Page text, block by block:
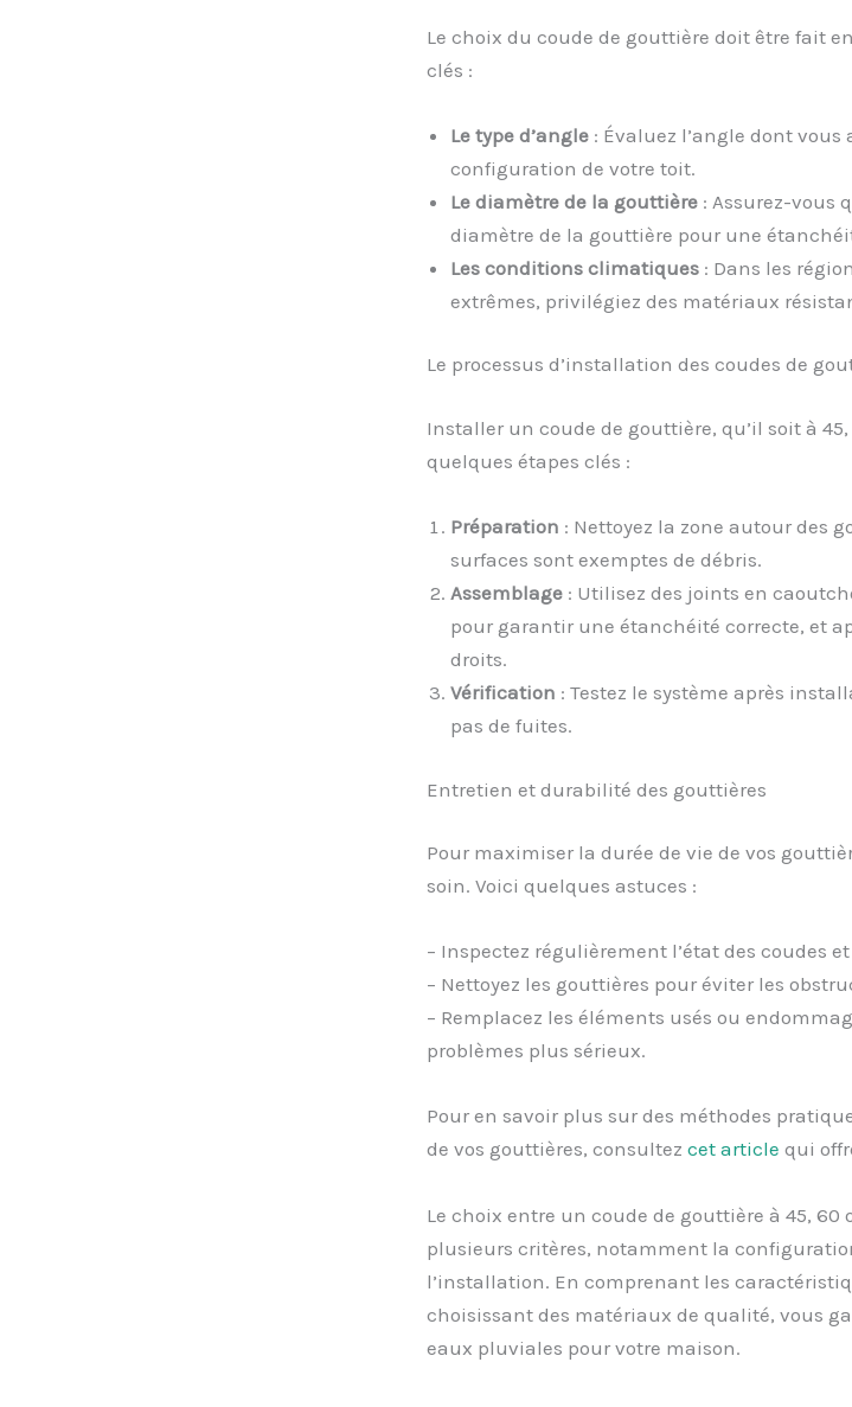
Le choix du coude de gouttière doit être fait
clés :
Le type d’angle: Évaluez l’angle dont vous
configuration de votre toit.
Le diamètre de la gouttière: Assurez-vous
diamètre de la gouttière pour une
Les conditions climatiques: Dans les
extrêmes, privilégiez des matériaux
Le processus d’installation des coudes de
Installer un coude de gouttière, qu’il soit à
quelques étapes clés :
Préparation : Nettoyez la zone autour des
surfaces sont exemptes de débris.
Assemblage: Utilisez des joints en
pour garantir une étanchéité correcte, et
droits.
Vérification : Testez le système après
pas de fuites.
Entretien et durabilité des gouttières
Pour maximiser la durée de vie de vos
soin. Voici quelques astuces :
– Inspectez régulièrement l’état des coudes
– Nettoyez les gouttières pour éviter les
– Remplacez les éléments usés ou
problèmes plus sérieux.
Pour en savoir plus sur des méthodes
de vos gouttières, consultez cet article qui
Le choix entre un coude de gouttière à 45, 60
plusieurs critères, notamment la
l’installation. En comprenant les
choisissant des matériaux de qualité, vous
eaux pluviales pour votre maison.